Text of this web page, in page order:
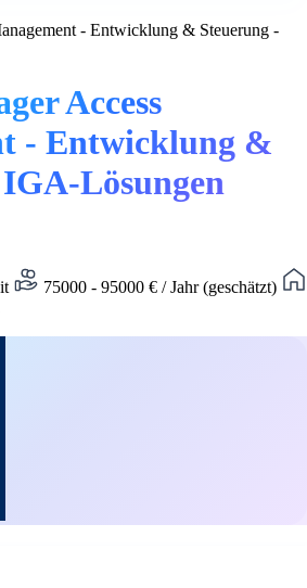
- Entwicklung & Steuerung -
Access
- Entwicklung &
Lösungen
75000 - 95000 € / Jahr (geschätzt)